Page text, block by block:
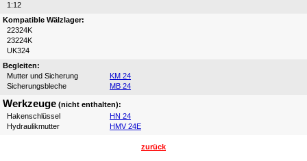
1:12
Kompatible Wälzlager:
22324K
23224K
UK324
Begleiten:
Mutter und Sicherung
KM 24
Sicherungsbleche
MB 24
Werkzeuge (nicht enthalten):
Hakenschlüssel
HN 24
Hydraulikmutter
HMV 24E
zurück